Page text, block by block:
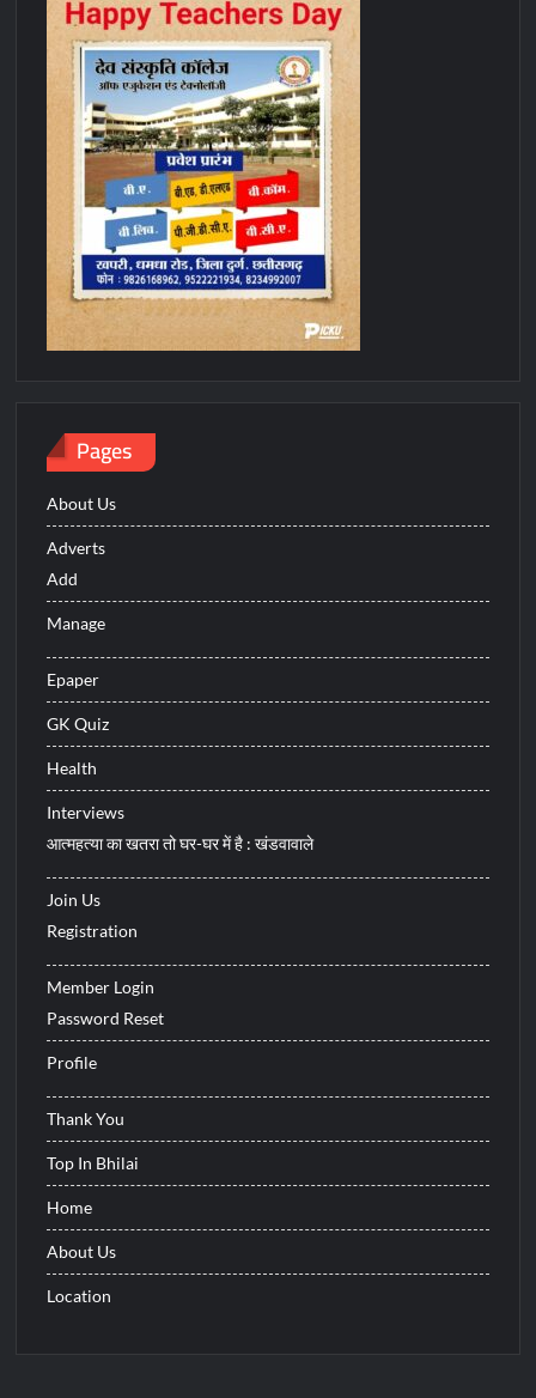
Pages
About Us
Adverts
Add
Manage
Epaper
GK Quiz
Health
Interviews
आत्महत्या का खतरा तो घर-घर में है : खंडवावाले
Join Us
Registration
Member Login
Password Reset
Profile
Thank You
Top In Bhilai
Home
About Us
Location